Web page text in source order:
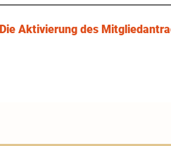
Die Aktivierung des